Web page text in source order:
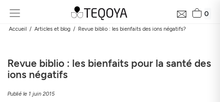
0
Accueil Articles et blog Revue biblio : les bienfaits des ions négatifs?
Revue biblio : les bienfaits pour la santé des
ions négatifs
Publié le 1 juin 2015